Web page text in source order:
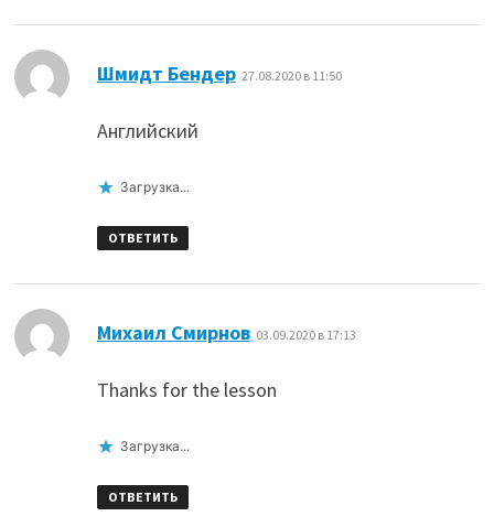
Шмидт Бендер: 27.08.2020 в 11:50
Английский
Загрузка...
ОТВЕТИТЬ
Михаил Смирнов: 03.09.2020 в 17:13
Thanks for the lesson
Загрузка...
ОТВЕТИТЬ